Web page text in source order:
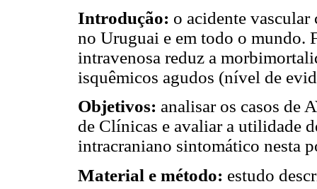
Introdução: o acidente vascular
no Uruguai e em todo o mundo.
intravenosa reduz a
isquêmicos agudos (nível de
Objetivos: analisar os casos de
de Clínicas e avaliar a utilidade
intracraniano sintomático nesta
Material e método: estudo